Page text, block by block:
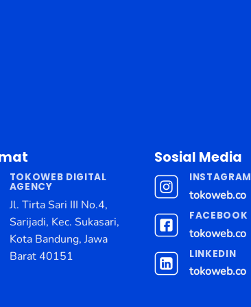
TOKOWEB DIGITAL
AGENCY
Jl. Tirta Sari III No.4,
Sarijadi, Kec. Sukasari,
Kota Bandung, Jawa
Barat 40151
Sosial Media
INSTAGRAM
tokoweb.co
FACEBOOK
tokoweb.co
LINKEDIN
tokoweb.co